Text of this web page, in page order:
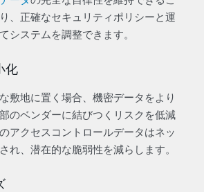
、正確なセキュリティポリシーと運
システムを調整できます。
化
敷地に置く場合、機密データをより
のベンダーに結びつくリスクを低減
アクセスコントロールデータはネッ
れ、潜在的な脆弱性を減らします。